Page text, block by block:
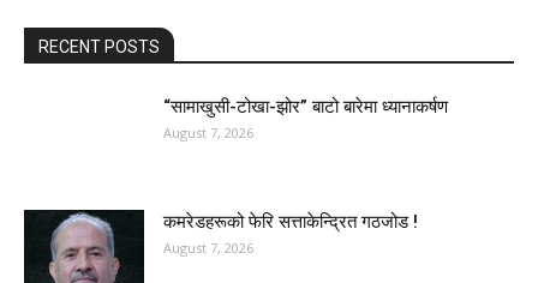
RECENT POSTS
“सामाखुसी-टोखा-झोर” बाटो बारेमा ध्यानाकर्षण
August 7, 2026
कमरेडहरूको फेरि सत्ताकेन्द्रित गठजोड !
August 7, 2026